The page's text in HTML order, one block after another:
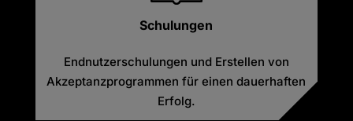
Schulungen
Endnutzerschulungen und Erstellen von
Akzeptanzprogrammen für einen dauerhaften
Erfolg.